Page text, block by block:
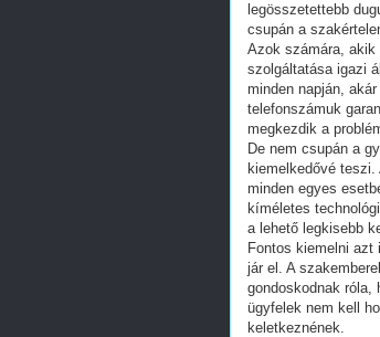
legösszetettebb
csupán a
Azok számára, akik
szolgáltatása igazi
minden napján,
telefonszámuk
megkezdik a
De nem csupán a
kiemelkedővé
minden egyes
kíméletes
a lehető legkisebb
Fontos kiemelni azt
jár el. A
gondoskodnak róla,
ügyfelek nem kell
keletkeznének.